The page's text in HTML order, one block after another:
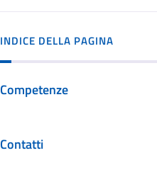
INDICE DELLA PAGINA
Competenze
Contatti